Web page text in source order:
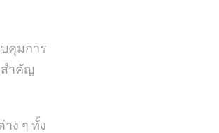
คุมการ
สำคัญ
ง ๆ ทั้ง